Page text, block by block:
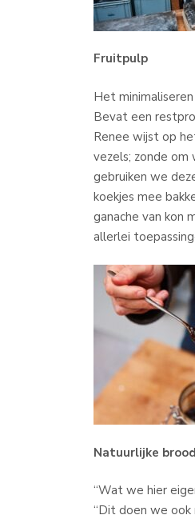
Fruitpulp
Het
Bevat een
Renee wijst op
vezels; zonde
gebruiken we
koekjes mee
ganache van kon
allerlei
Natuurlijke
“Wat we hier
“Dit doen we